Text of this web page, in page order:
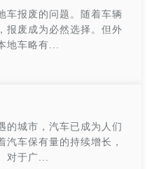
报废的问题。随着车辆
报废成为必然选择。但外
地车略有...
城市，汽车已成为人们
汽车保有量的持续增长，
对于广...